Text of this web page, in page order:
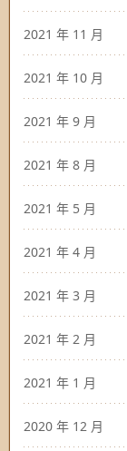
2021 年 11 月
2021 年 10 月
2021 年 9 月
2021 年 8 月
2021 年 5 月
2021 年 4 月
2021 年 3 月
2021 年 2 月
2021 年 1 月
2020 年 12 月